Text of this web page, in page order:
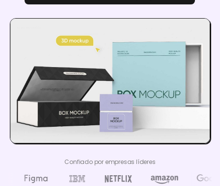
Confiado por empresas líderes